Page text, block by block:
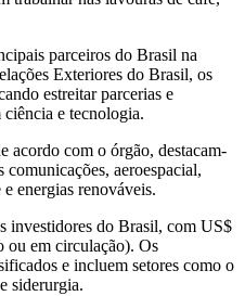
parceiros do Brasil na
Exteriores do Brasil, os
estreitar parcerias e
ciência e tecnologia.
acordo com o órgão, destacam-
comunicações, aeroespacial,
energias renováveis.
investidores do Brasil, com US$
ou em circulação). Os
e incluem setores como o
siderurgia.